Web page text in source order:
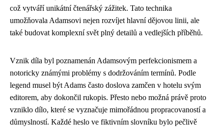
což vytváří unikátní čtenářský zážitek. Tato technika
umožňovala Adamsovi nejen rozvíjet hlavní dějovou linii, ale
také budovat komplexní svět plný detailů a vedlejších příběhů.
Vznik díla byl poznamenán Adamsovým perfekcionismem a
notoricky známými problémy s dodržováním termínů. Podle
legend musel být Adams často doslova zamčen v hotelu svým
editorem, aby dokončil rukopis. Přesto nebo možná právě proto
vzniklo dílo, které se vyznačuje mimořádnou propracovaností a
důmyslností. Každé heslo ve fiktivním slovníku bylo pečlivě